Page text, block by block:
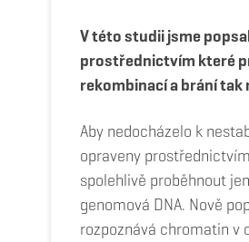
V této studii jsme
prostřednictvím které
rekombinací a brání
Aby nedocházelo k
opraveny
spolehlivě proběhnout
genomová DNA. Nově
rozpoznává chromatin v